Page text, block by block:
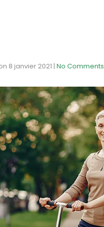
8 janvier 2021 | No Comments